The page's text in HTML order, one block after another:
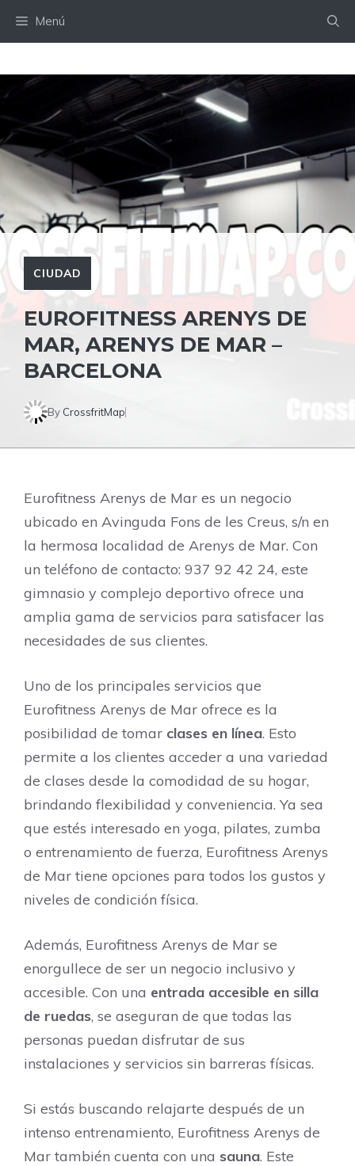
Menú
CIUDAD
EUROFITNESS ARENYS DE
MAR, ARENYS DE MAR –
BARCELONA
By CrossfritMap
Eurofitness Arenys de Mar es un negocio
ubicado en Avinguda Fons de les Creus, s/n en
la hermosa localidad de Arenys de Mar. Con
un teléfono de contacto: 937 92 42 24, este
gimnasio y complejo deportivo ofrece una
amplia gama de servicios para satisfacer las
necesidades de sus clientes.
Uno de los principales servicios que
Eurofitness Arenys de Mar ofrece es la
posibilidad de tomar clases en línea. Esto
permite a los clientes acceder a una variedad
de clases desde la comodidad de su hogar,
brindando flexibilidad y conveniencia. Ya sea
que estés interesado en yoga, pilates, zumba
o entrenamiento de fuerza, Eurofitness Arenys
de Mar tiene opciones para todos los gustos y
niveles de condición física.
Además, Eurofitness Arenys de Mar se
enorgullece de ser un negocio inclusivo y
accesible. Con una entrada accesible en silla
de ruedas, se aseguran de que todas las
personas puedan disfrutar de sus
instalaciones y servicios sin barreras físicas.
Si estás buscando relajarte después de un
intenso entrenamiento, Eurofitness Arenys de
Mar también cuenta con una sauna. Este